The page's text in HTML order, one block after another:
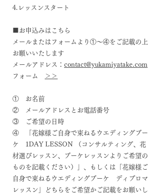
4.レッスンスタート
■お申込みはこちら
メールまたはフォームより①～④をご記載の上
お願いいたします
メールアドレス： contact@yukamiyatake.com
フォーム
＞＞
① お名前
② メールアドレスとお電話番号
③ ご希望の日時
④ 「花嫁様ご自身で束ねるウエディングブー
ケ 1DAY LESSON （コンサルティング、花
材選びレッスン、ブーケレッスンよりご希望の
ものを記載ください）」、もしくは「花嫁様ご
自身で束ねるウエディングブーケ ディプロマ
レッスン」どちらをご希望かご記載をお願いし